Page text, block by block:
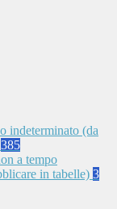
indeterminato (da
385
a tempo
in tabelle) 3